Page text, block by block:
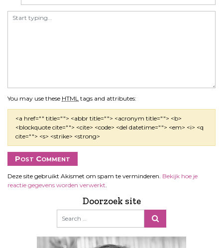
You may use these HTML tags and attributes:
<a href="" title=""> <abbr title=""> <acronym title=""> <b>
<blockquote cite=""> <cite> <code> <del datetime=""> <em> <i> <q
cite=""> <s> <strike> <strong>
Deze site gebruikt Akismet om spam te verminderen. Bekijk hoe je
reactie gegevens worden verwerkt
Doorzoek site